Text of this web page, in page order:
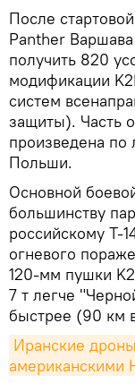
После
Panther
получить 820
модификации
систем
защиты). Часть
произведена по
Польши.
Основной
большинству
российскому Т-
огневого
120-мм пушки
7 т легче
быстрее (90 км
Иранские
американскими